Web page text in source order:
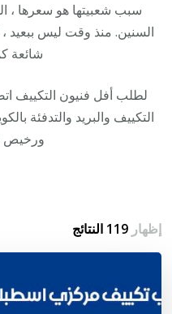
سبب شعبيتها هو سعرها ،
السنين. منذ وقت ليس ببعيد
شائعة
لطلب أفل فنيون التكييف
التكييف والبريد والتدفئة
ورخيص
إظهار119 النتائج